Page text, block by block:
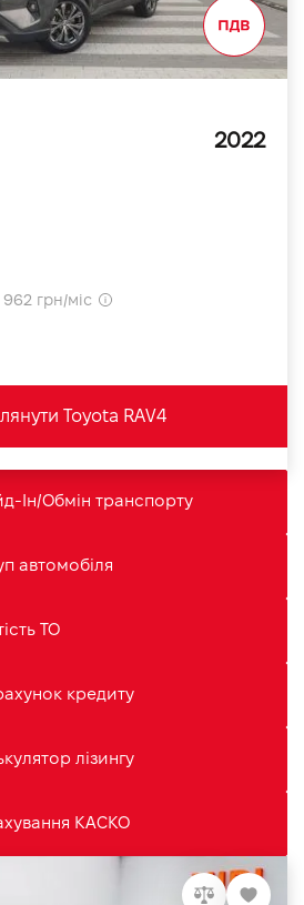
2022
грн/міс
Toyota RAV4
Ін/Обмін транспорту
автомобіля
ТО
кредиту
лізингу
КАСКО